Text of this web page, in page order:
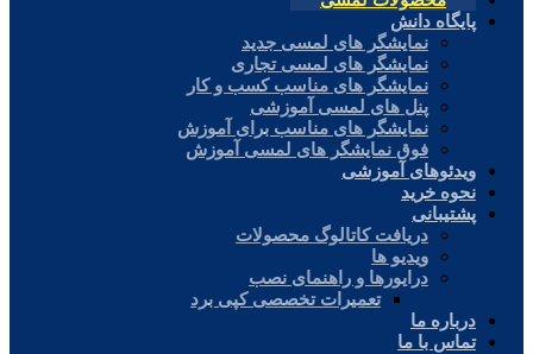
پایگاه دانش
نمایشگر های لمسی جدید
نمایشگر های لمسی تجاری
نمایشگر های مناسب کسب و کار
پنل های لمسی آموزشی
نمایشگر های مناسب برای آموزش
فوق نمایشگر های لمسی آموزش
ویدئوهای آموزشی
نحوه خرید
پشتیبانی
دریافت کاتالوگ محصولات
ویدیو ها
درایورها و راهنمای نصب
تعمیرات تخصصی کپی برد
درباره ما
تماس با ما